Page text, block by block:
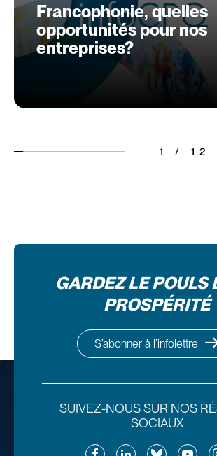
Francophonie, quelles
opportunités pour nos
entreprises?
1 / 12
GARDEZ LE POULS
PROSPÉRITÉ
S’abonner à l’infolettre
SUIVEZ-NOUS SUR NOS
SOCIAUX
FacebookLinkedInBluesky